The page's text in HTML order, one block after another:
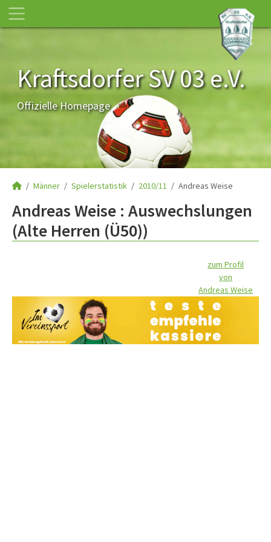
Kraftsdorfer SV 03 e.V.
Offizielle Homepage
Männer Spielerstatistik 2010/11 Andreas Weise
Andreas Weise : Auswechslungen
(Alte Herren (Ü50))
zum Profil
von
Andreas Weise